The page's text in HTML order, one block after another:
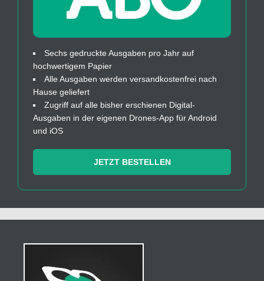
Sechs gedruckte Ausgaben pro Jahr auf
hochwertigem Papier
Alle Ausgaben werden versandkostenfrei nach
Hause geliefert
Zugriff auf alle bisher erschienen Digital-
Ausgaben in der eigenen Drones-App für Android
und iOS
JETZT BESTELLEN